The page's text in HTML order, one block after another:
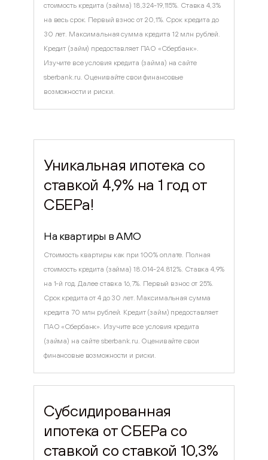
стоимость кредита (займа) 18,324-19,115%. Ставка 4,3%
на весь срок. Первый взнос от 20,1%. Срок кредита до
30 лет. Максимальная сумма кредита 12 млн рублей.
Кредит (займ) предоставляет ПАО «Сбербанк».
Изучите все условия кредита (займа) на сайте
sberbank.ru. Оценивайте свои финансовые
возможности и риски.
Уникальная ипотека со
ставкой 4,9% на 1 год от
СБЕРа!
На квартиры в AMO
Стоимость квартиры как при 100% оплате. Полная
стоимость кредита (займа) 18.014-24.812%. Ставка 4,9%
на 1-й год. Далее ставка 16,7%. Первый взнос от 25%.
Срок кредита от 4 до 30 лет. Максимальная сумма
кредита 70 млн рублей. Кредит (займ) предоставляет
ПАО «Сбербанк». Изучите все условия кредита
(займа) на сайте sberbank.ru. Оценивайте свои
финансовые возможности и риски.
Субсидированная
ипотека от СБЕРа со
ставкой со ставкой 10,3%